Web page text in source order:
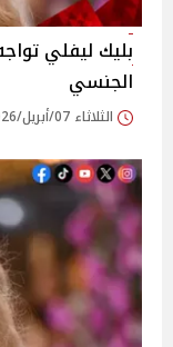
بليك ليفلي
الجنسي
الثلاثاء 07/أبريل/2026 - 04:29 م